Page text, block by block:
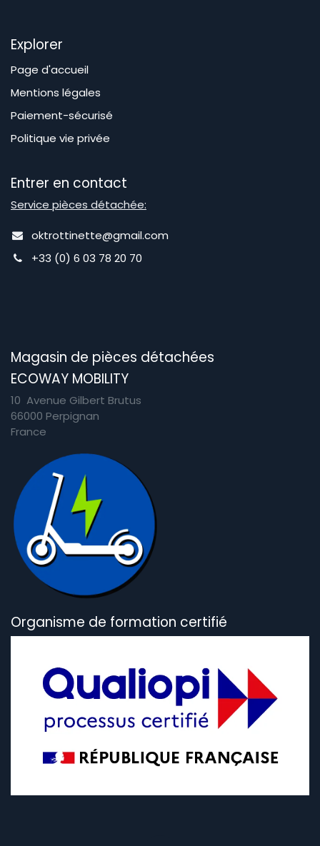
Explorer
Page d'accueil
Mentions légales
Paiement-sécurisé
Politique vie privée
Entrer en contact
Service pièces détachée:
oktrottinette@gmail.com
+33 (0) 6 03 78 20 70
Magasin de pièces détachées
ECOWAY MOBILITY
10 Avenue Gilbert Brutus
66000 Perpignan
France
Organisme de formation certifié